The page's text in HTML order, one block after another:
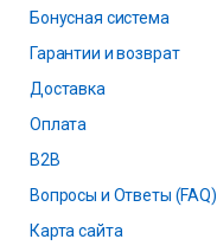
Бонусная система
Гарантии и возврат
Доставка
Оплата
B2B
Вопросы и Ответы (FAQ)
Карта сайта